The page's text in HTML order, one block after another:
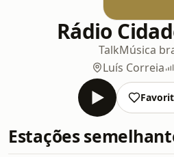
Rádio
TalkMúsica
Luís Correia
Estações